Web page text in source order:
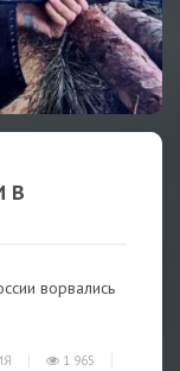
В
ворвались
1 965